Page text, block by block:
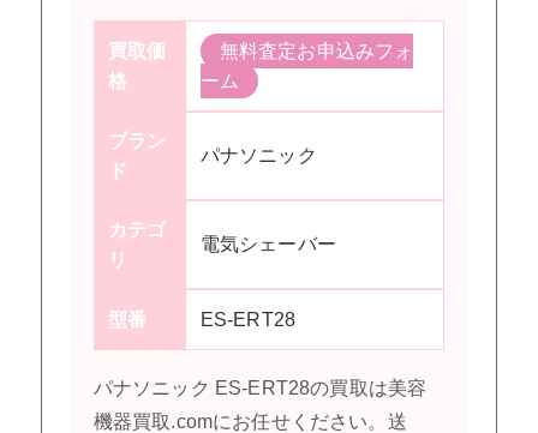
買取価
格
無料査定お申込みフォ
ーム
ブラン
ド
パナソニック
カテゴ
リ
電気シェーバー
型番 ES-ERT28
パナソニック ES-ERT28の買取は美容
機器買取.comにお任せください。送